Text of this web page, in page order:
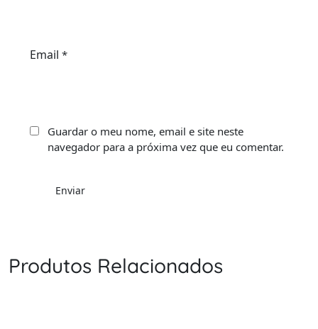
Email *
Guardar o meu nome, email e site neste
navegador para a próxima vez que eu comentar.
Produtos Relacionados